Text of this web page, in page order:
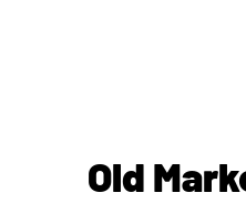
Old